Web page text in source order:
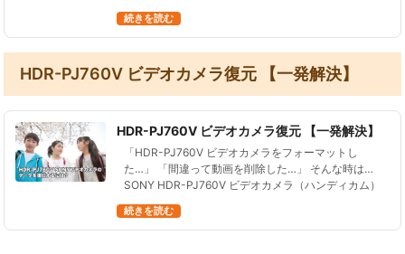
96GBの…
続きを読む
HDR-PJ760V ビデオカメラ復元 【一発解決】
HDR-PJ760V ビデオカメラ復元 【一発解決】
「HDR-PJ760V ビデオカメラをフォーマットし
た…」 「間違って動画を削除した…」 そんな時は、
SONY HDR-PJ760V ビデオカメラ（ハンディカム）
にしている…
続きを読む